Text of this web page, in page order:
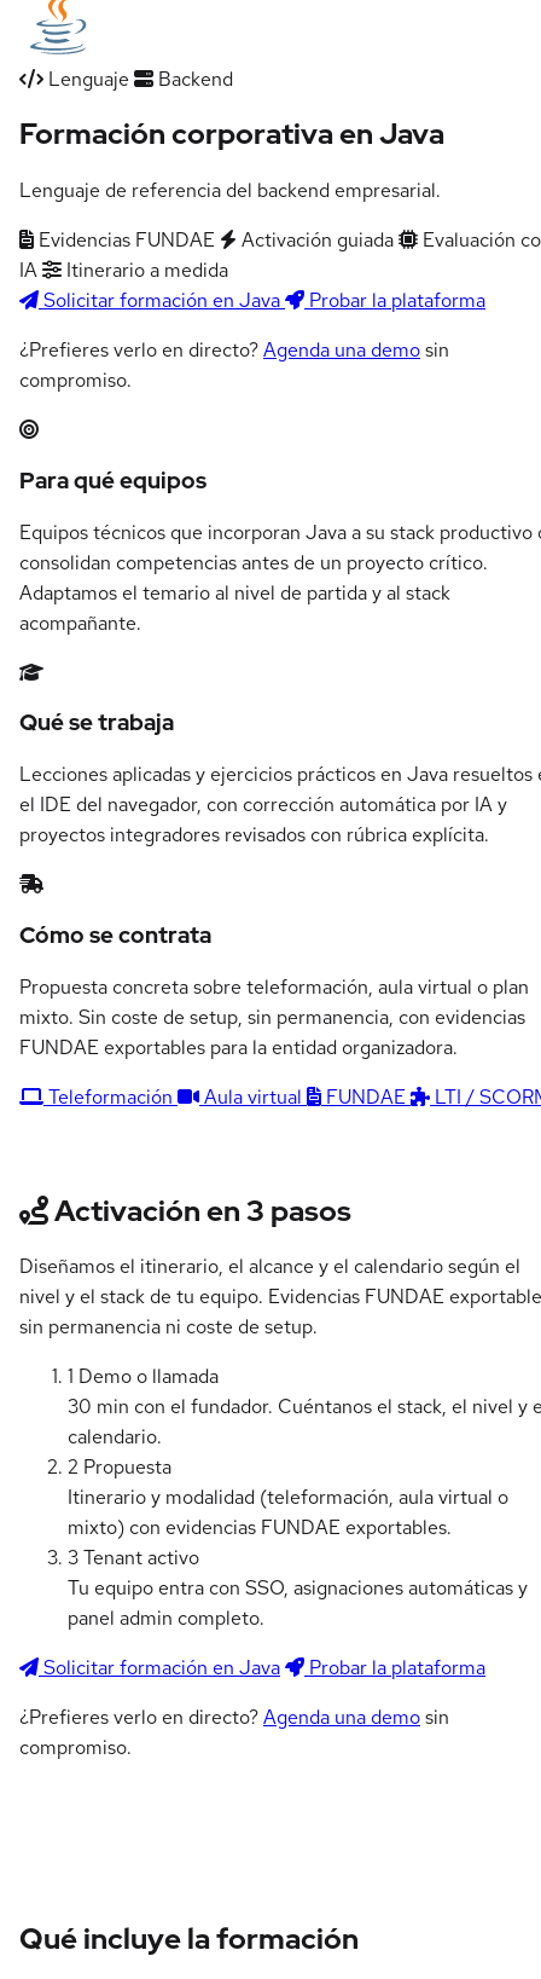
Lenguaje Backend
Formación corporativa en Java
Lenguaje de referencia del backend empresarial.
Evidencias FUNDAE
Activación guiada
Evaluación
IA
Itinerario a medida
Solicitar formación en Java
Probar la plataforma
¿Prefieres verlo en directo?Agenda una demosin
compromiso.
Resumen del itinerario en Java
Para qué equipos
Equipos técnicos que incorporan Java a su stack productivo
consolidan competencias antes de un proyecto crítico.
Adaptamos el temario al nivel de partida y al stack
acompañante.
Qué se trabaja
Lecciones aplicadas y ejercicios prácticos en Java resueltos
el IDE del navegador, con corrección automática por IA y
proyectos integradores revisados con rúbrica explícita.
Cómo se contrata
Propuesta concreta sobre teleformación, aula virtual o plan
mixto. Sin coste de setup, sin permanencia, con evidencias
FUNDAE exportables para la entidad organizadora.
Teleformación
Aula virtual FUNDAE LTI /
Activación en 3 pasos
Diseñamos el itinerario, el alcance y el calendario según el
nivel y el stack de tu equipo. Evidencias FUNDAE
sin permanencia ni coste de setup.
1 Demo o llamada
30 min con el fundador. Cuéntanos el stack, el nivel y
calendario.
2 Propuesta
Itinerario y modalidad (teleformación, aula virtual o
mixto) con evidencias FUNDAE exportables.
3Tenant activo
Tu equipo entra con SSO, asignaciones automáticas y
panel admin completo.
Solicitar formación en Java
Probar la plataforma
¿Prefieres verlo en directo?Agenda una demosin
compromiso.
Qué incluye la formación